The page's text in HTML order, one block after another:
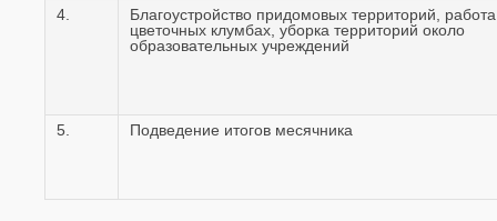
4.
Благоустройство придомовых территорий,
цветочных клумбах, уборка территорий около
образовательных учреждений
5. Подведение итогов месячника